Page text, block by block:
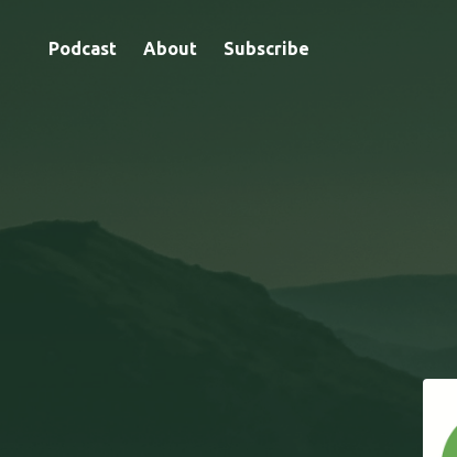
Podcast About Subscribe